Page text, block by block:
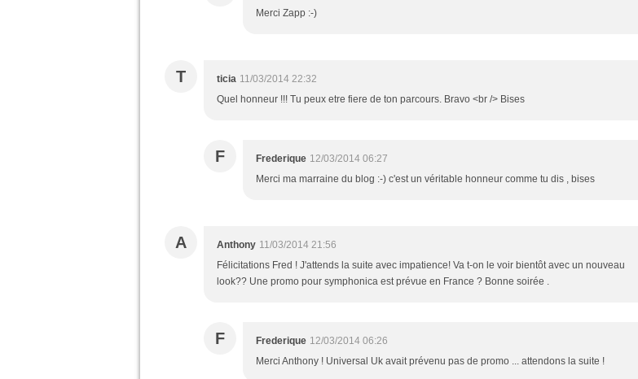
Merci Zapp :-)
T ticia 11/03/2014 22:32
Quel honneur !!! Tu peux etre fiere de ton parcours. Bravo <br /> Bises
F Frederique 12/03/2014 06:27
Merci ma marraine du blog :-) c'est un véritable honneur comme tu dis , bises
A Anthony 11/03/2014 21:56
Félicitations Fred ! J'attends la suite avec impatience! Va t-on le voir bientôt avec un nouveau
look?? Une promo pour symphonica est prévue en France ? Bonne soirée .
F Frederique 12/03/2014 06:26
Merci Anthony ! Universal Uk avait prévenu pas de promo ... attendons la suite !